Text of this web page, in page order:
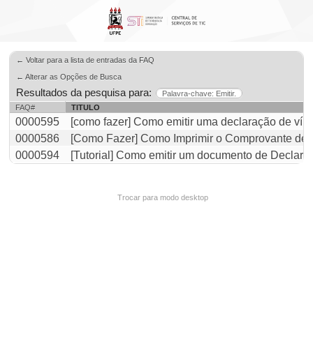
← Voltar para a lista de entradas da FAQ
← Alterar as Opções de Busca
Resultados da pesquisa para:
Palavra-chave: Emitir.
FAQ#
TITULO
0000595
[como fazer] Como emitir uma declaração de
0000586
[Como Fazer] Como Imprimir o Comprovante
0000594
[Tutorial] Como emitir um documento de
Trocar para modo desktop